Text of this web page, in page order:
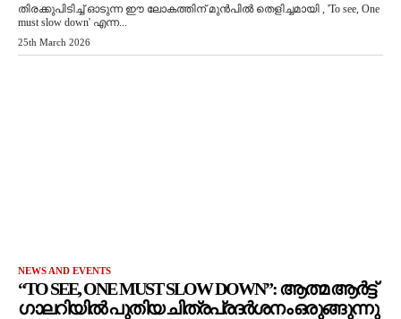
തിരക്കുപിടിച്ച് ഓടുന്ന ഈ ലോകത്തിന് മുൻപിൽ തെളിച്ചമായി , 'To see, One
must slow down' എന്ന...
25th March 2026
NEWS AND EVENTS
“TO SEE, ONE MUST SLOW DOWN”: ആത്മ ആർട്ട്
ഗാലറിയിൽ പുതിയ ചിത്രപ്രദർശനം ഒരുങ്ങുന്നു